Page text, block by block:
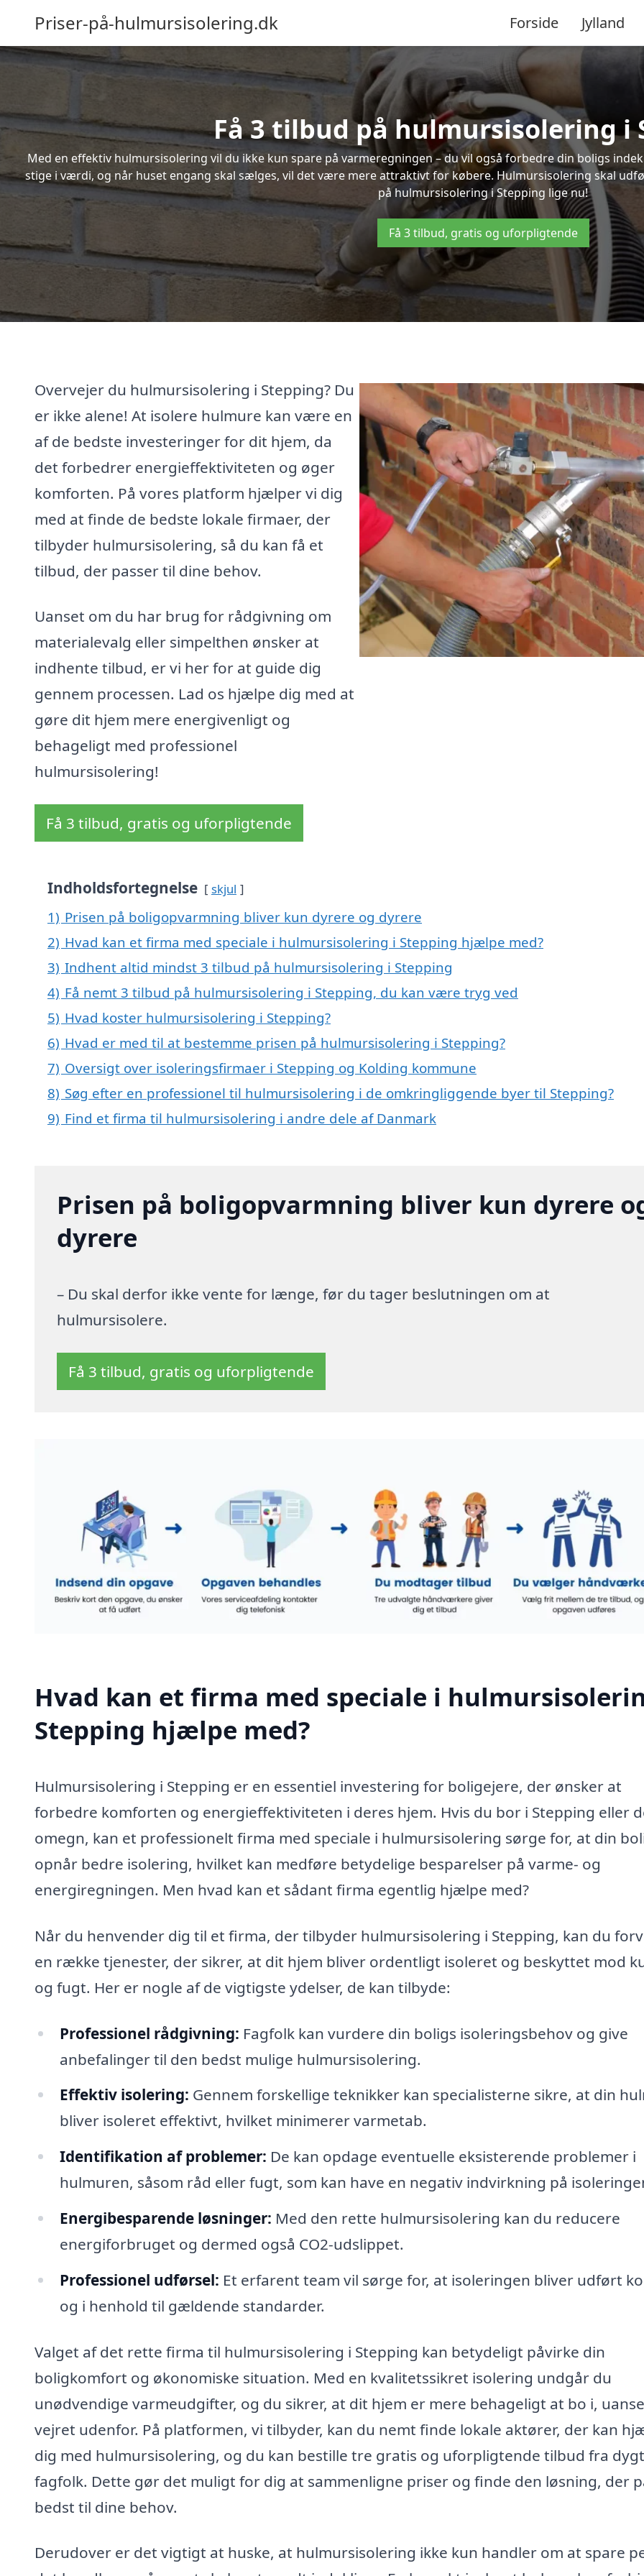
Priser-på-hulmursisolering.dk Forside Jylland
Få 3 tilbud på hulmursisolering i
Med en effektiv hulmursisolering vil du ikke kun spare på varmeregningen – du vil også forbedre din boligs
stige i værdi, og når huset engang skal sælges, vil det være mere attraktivt for købere. Hulmursisolering skal
på hulmursisolering i Stepping lige nu!
Få 3 tilbud, gratis og uforpligtende
Overvejer du hulmursisolering i Stepping? Du
er ikke alene! At isolere hulmure kan være en
af de bedste investeringer for dit hjem, da
det forbedrer energieffektiviteten og øger
komforten. På vores platform hjælper vi dig
med at finde de bedste lokale firmaer, der
tilbyder hulmursisolering, så du kan få et
tilbud, der passer til dine behov.
Uanset om du har brug for rådgivning om
materialevalg eller simpelthen ønsker at
indhente tilbud, er vi her for at guide dig
gennem processen. Lad os hjælpe dig med at
gøre dit hjem mere energivenligt og
behageligt med professionel
hulmursisolering!
Få 3 tilbud, gratis og uforpligtende
Indholdsfortegnelse skjul
1) Prisen på boligopvarmning bliver kun dyrere og dyrere
2) Hvad kan et firma med speciale i hulmursisolering i Stepping hjælpe med?
3) Indhent altid mindst 3 tilbud på hulmursisolering i Stepping
4) Få nemt 3 tilbud på hulmursisolering i Stepping, du kan være tryg ved
5) Hvad koster hulmursisolering i Stepping?
6) Hvad er med til at bestemme prisen på hulmursisolering i Stepping?
7) Oversigt over isoleringsfirmaer i Stepping og Kolding kommune
8) Søg efter en professionel til hulmursisolering i de omkringliggende byer til Stepping?
9) Find et firma til hulmursisolering i andre dele af Danmark
Prisen på boligopvarmning bliver kun dyrere
dyrere
– Du skal derfor ikke vente for længe, før du tager beslutningen om at
hulmursisolere.
Få 3 tilbud, gratis og uforpligtende
Hvad kan et firma med speciale i
Stepping hjælpe med?
Hulmursisolering i Stepping er en essentiel investering for boligejere, der ønsker at
forbedre komforten og energieffektiviteten i deres hjem. Hvis du bor i Stepping eller
omegn, kan et professionelt firma med speciale i hulmursisolering sørge for, at din
opnår bedre isolering, hvilket kan medføre betydelige besparelser på varme- og
energiregningen. Men hvad kan et sådant firma egentlig hjælpe med?
Når du henvender dig til et firma, der tilbyder hulmursisolering i Stepping, kan du
en række tjenester, der sikrer, at dit hjem bliver ordentligt isoleret og beskyttet mod
og fugt. Her er nogle af de vigtigste ydelser, de kan tilbyde:
Professionel rådgivning: Fagfolk kan vurdere din boligs isoleringsbehov og give
anbefalinger til den bedst mulige hulmursisolering.
Effektiv isolering: Gennem forskellige teknikker kan specialisterne sikre, at din
bliver isoleret effektivt, hvilket minimerer varmetab.
Identifikation af problemer: De kan opdage eventuelle eksisterende problemer i
hulmuren, såsom råd eller fugt, som kan have en negativ indvirkning på
Energibesparende løsninger: Med den rette hulmursisolering kan du reducere
energiforbruget og dermed også CO2-udslippet.
Professionel udførsel: Et erfarent team vil sørge for, at isoleringen bliver udført
og i henhold til gældende standarder.
Valget af det rette firma til hulmursisolering i Stepping kan betydeligt påvirke din
boligkomfort og økonomiske situation. Med en kvalitetssikret isolering undgår du
unødvendige varmeudgifter, og du sikrer, at dit hjem er mere behageligt at bo i,
vejret udenfor. På platformen, vi tilbyder, kan du nemt finde lokale aktører, der kan
dig med hulmursisolering, og du kan bestille tre gratis og uforpligtende tilbud fra
fagfolk. Dette gør det muligt for dig at sammenligne priser og finde den løsning, der
bedst til dine behov.
Derudover er det vigtigt at huske, at hulmursisolering ikke kun handler om at spare